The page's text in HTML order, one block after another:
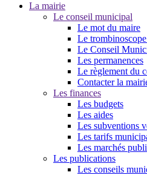
La mairie
Le conseil municipal
Le mot du maire
Le
Le Conseil
Les permanences
Le règlement du
Contacter la
Les finances
Les budgets
Les aides
Les subventions
Les tarifs
Les marchés
Les publications
Les conseils